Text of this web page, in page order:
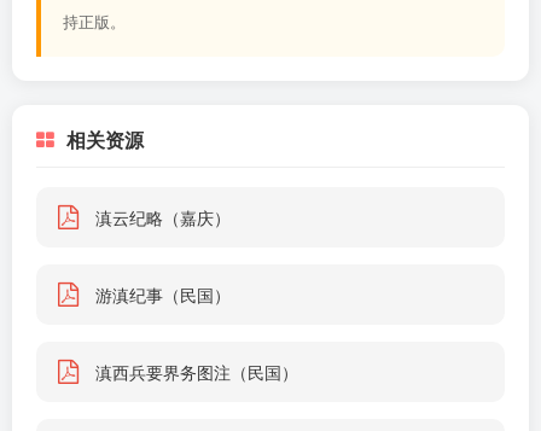
持正版。
相关资源
滇云纪略（嘉庆）
游滇纪事（民国）
滇西兵要界务图注（民国）